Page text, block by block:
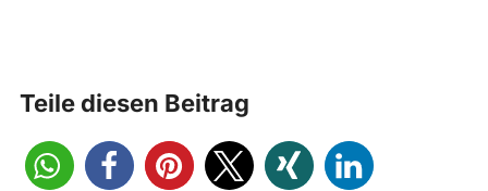
Teile diesen Beitrag